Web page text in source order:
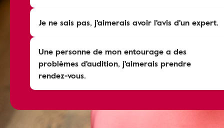
Je ne sais pas, j'aimerais avoir l'avis d'un expert.
Une personne de mon entourage a des
problèmes d'audition, j'aimerais prendre
rendez-vous.